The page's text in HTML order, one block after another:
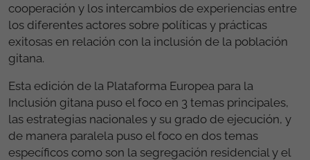
cooperación y los intercambios de experiencias entre
los diferentes actores sobre políticas y prácticas
exitosas en relación con la inclusión de la población
gitana.
Esta edición de la Plataforma Europea para la
Inclusión gitana puso el foco en 3 temas principales,
las estrategias nacionales y su grado de ejecución, y
de manera paralela puso el foco en dos temas
específicos como son la segregación residencial y el